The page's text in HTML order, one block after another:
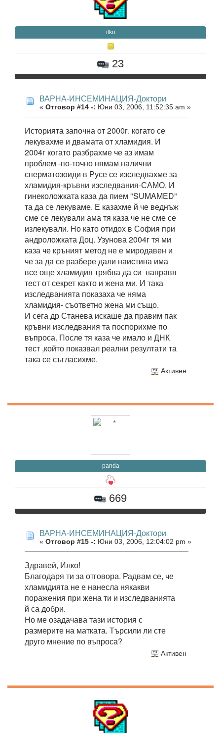
ilko
23
ВАРНА-ИНСЕМИНАЦИЯ-Доктори
« Отговор #14 -: Юни 03, 2006, 11:52:35 am »
Историята започна от 2000г. когато се
лекувахме и двамата от хламидия. И
2004г когато разбрахме че аз имам
проблем -по-точно нямам налични
сперматозоиди в Русе се изследвахме за
хламидия-кръвни изследвания-САМО. И
гинеколожката каза да пием "SUMAMED"
та да се лекуваме. Е казахме й че веднъж
сме се лекували ама тя каза че не сме се
излекували. Но като отидох в София при
андроложката Доц. Узунова 2004г тя ми
каза че кръният метод не е миродавен и
че за да се разбере дали наистина има
все още хламидия трябва да си направя
тест от секрет както и жена ми. И така
изследванията показаха че няма
хламидия- съответно жена ми също.
И сега др Станева искаше да правим пак
кръвни изследвания та поспорихме по
въпроса. После тя каза че имало и ДНК
тест ,който показвал реални резултати та
така се съгласихме.
Активен
panda
669
ВАРНА-ИНСЕМИНАЦИЯ-Доктори
« Отговор #15 -: Юни 03, 2006, 12:04:02 pm »
Здравей, Илко!
Благодаря ти за отговора. Радвам се, че
хламидията не е нанесла някакви
поражения при жена ти и изследванията
й са добри.
Но ме озадачава тази история с
размерите на матката. Търсили ли сте
друго мнение по въпроса?
Активен